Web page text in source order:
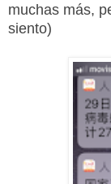
muchas más,
siento)